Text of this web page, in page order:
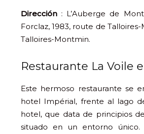
Dirección : L’Auberge de
Forclaz, 1983, route de Talloires-
Talloires-Montmin.
Restaurante La Voile
Este hermoso restaurante se
hotel Impérial, frente al lago
hotel, que data de principios
situado en un entorno único.